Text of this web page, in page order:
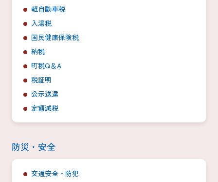
軽自動車税
入湯税
国民健康保険税
納税
町税Q＆A
税証明
公示送達
定額減税
防災・安全
交通安全・防犯